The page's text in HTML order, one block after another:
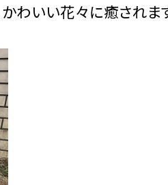
かわいい花々に癒されま